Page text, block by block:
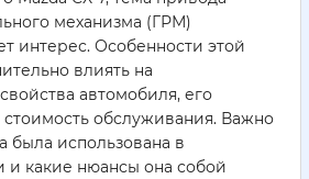
механизма (ГРМ)
интерес. Особенности этой
влиять на
автомобиля, его
обслуживания. Важно
была использована в
и какие нюансы она собой